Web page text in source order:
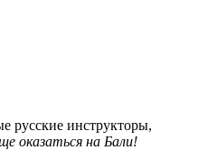
русские инструкторы,
оказаться на Бали!